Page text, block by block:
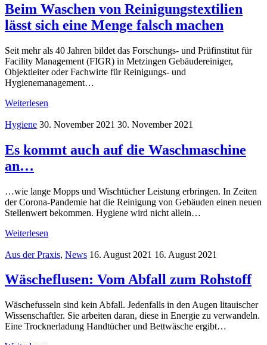
Beim Waschen von Reinigungstextilien
lässt sich eine Menge falsch machen
Seit mehr als 40 Jahren bildet das Forschungs- und Prüfinstitut für
Facility Management (FIGR) in Metzingen Gebäudereiniger,
Objektleiter oder Fachwirte für Reinigungs- und
Hygienemanagement…
Weiterlesen
Hygiene 30. November 2021 30. November 2021
Es kommt auch auf die Waschmaschine
an…
…wie lange Mopps und Wischtücher Leistung erbringen. In Zeiten
der Corona-Pandemie hat die Reinigung von Gebäuden einen neuen
Stellenwert bekommen. Hygiene wird nicht allein…
Weiterlesen
Aus der Praxis, News 16. August 2021 16. August 2021
Wäscheflusen: Vom Abfall zum Rohstoff
Wäschefusseln sind kein Abfall. Jedenfalls in den Augen litauischer
Wissenschaftler. Sie arbeiten daran, diese in Energie zu verwandeln.
Eine Trocknerladung Handtücher und Bettwäsche ergibt…